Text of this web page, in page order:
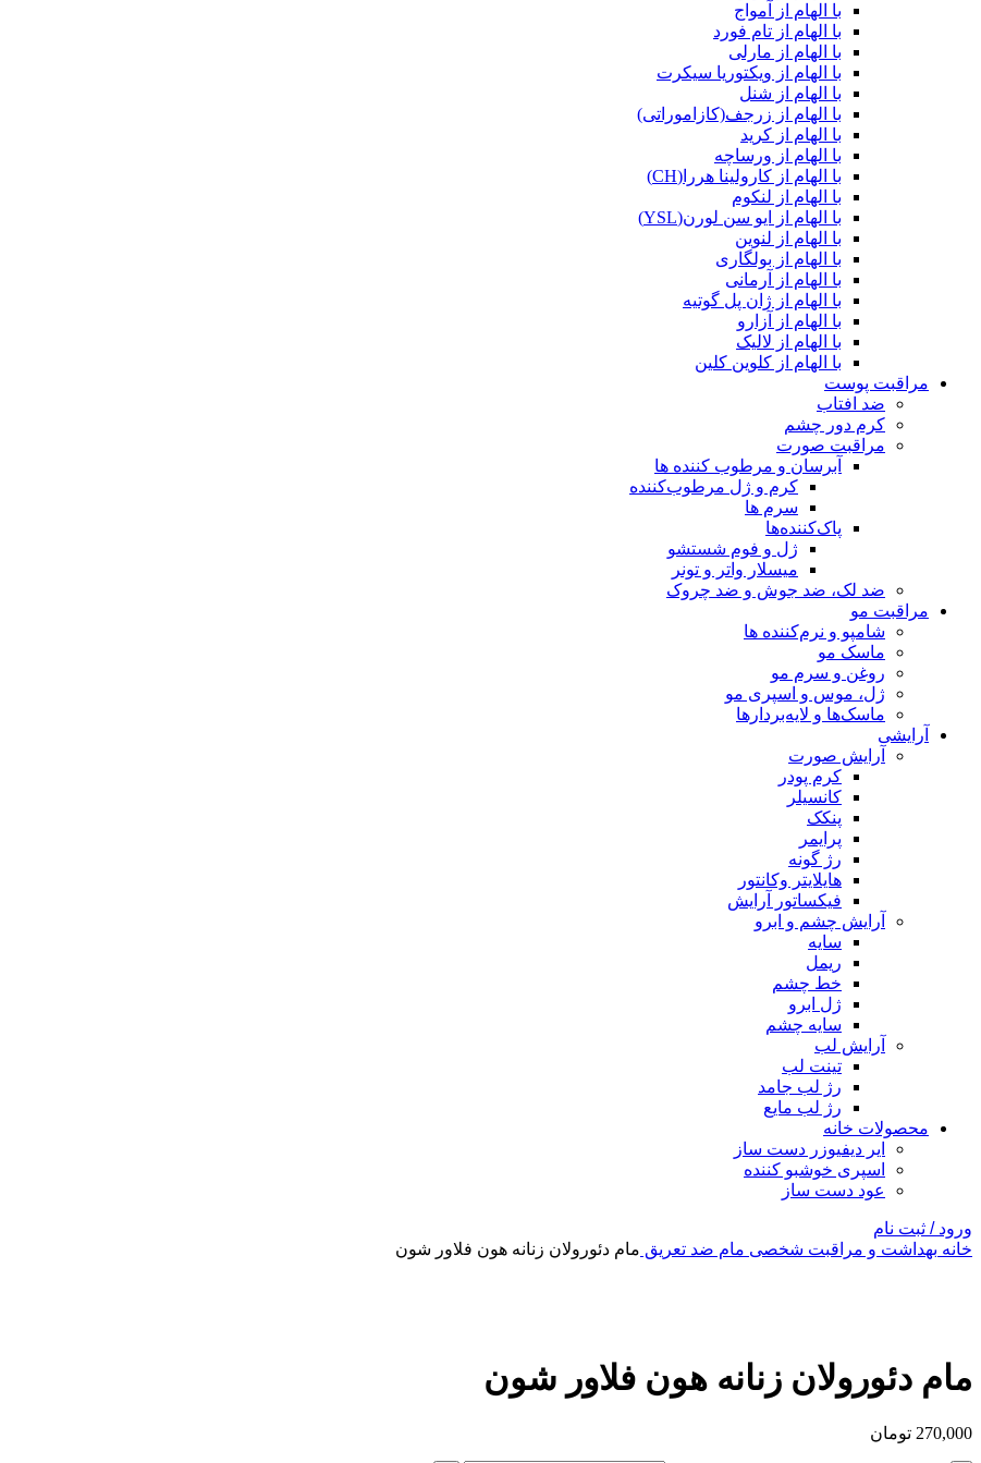
با الهام از آمواج
با الهام از تام فورد
با الهام از مارلی
با الهام از ویکتوریا سیکرت
با الهام از شنل
با الهام از زرجف(کازاموراتی)
با الهام از کرید
با الهام از ورساچه
با الهام از کارولینا هررا(CH)
با الهام از لنکوم
با الهام از ایو سن لورن(YSL)
با الهام از لنوین
با الهام از بولگاری
با الهام از آرمانی
با الهام از ژان پل گوتیه
با الهام از آزارو
با الهام از لالیک
با الهام از کلوین کلین
مراقبت پوست
ضد افتاب
کرم دور چشم
مراقبت صورت
آبرسان و مرطوب کننده ها
کرم و ژل مرطوب‌کننده
سرم ها
پاک‌کننده‌ها
ژل و فوم شستشو
میسلار واتر و تونر
ضد لک، ضد جوش و ضد چروک
مراقبت مو
شامپو و نرم‌کننده ها
ماسک مو
روغن و سرم مو
ژل، موس و اسپری مو
ماسک‌ها و لایه‌بردارها
آرایشی
آرایش صورت
کرم پودر
کانسیلر
پنکک
پرایمر
رژ گونه
هایلایتر وکانتور
فیکساتور آرایش
آرایش چشم و ابرو
سایه
ریمل
خط چشم
ژل ابرو
سایه چشم
آرایش لب
تینت لب
رژ لب جامد
رژ لب مایع
محصولات خانه
ایر دیفیوزر دست ساز
اسپری خوشبو کننده
عود دست ساز
ورود / ثبت نام
خانه بهداشت و مراقبت شخصی مام ضد تعریق مام دئورولان زنانه هون فلاور شون
مام دئورولان زنانه هون فلاور شون
270,000 تومان